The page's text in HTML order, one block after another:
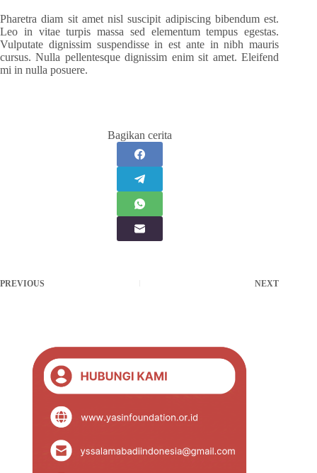
Pharetra diam sit amet nisl suscipit adipiscing bibendum est.
Leo in vitae turpis massa sed elementum tempus egestas.
Vulputate dignissim suspendisse in est ante in nibh mauris
cursus. Nulla pellentesque dignissim enim sit amet. Eleifend
mi in nulla posuere.
Bagikan cerita
PREVIOUS NEXT